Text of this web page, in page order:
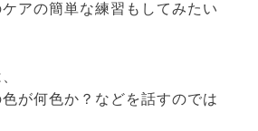
アの簡単な練習もしてみたい
が何色か？などを話すのでは